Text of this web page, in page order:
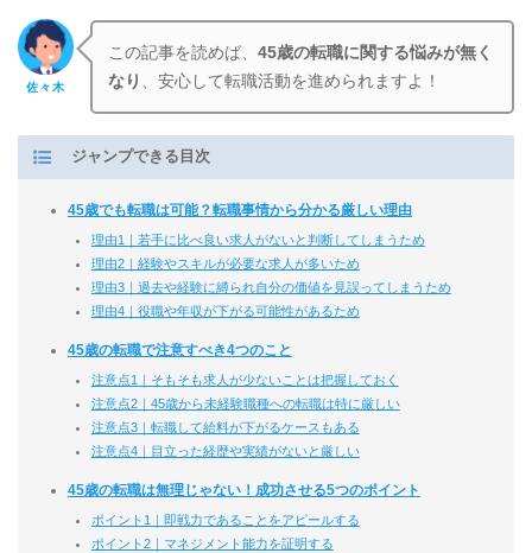
佐々木
この記事を読めば、45歳の転職に関する悩みが無く
なり
、安心して転職活動を進められますよ！
ジャンプできる目次
45歳でも転職は可能？転職事情から分かる厳しい理由
理由1｜若手に比べ良い求人がないと判断してしまうため
理由2｜経験やスキルが必要な求人が多いため
理由3｜過去や経験に縛られ自分の価値を見誤ってしまうため
理由4｜役職や年収が下がる可能性があるため
45歳の転職で注意すべき4つのこと
注意点1｜そもそも求人が少ないことは把握しておく
注意点2｜45歳から未経験職種への転職は特に厳しい
注意点3｜転職して給料が下がるケースもある
注意点4｜目立った経歴や実績がないと厳しい
45歳の転職は無理じゃない！成功させる5つのポイント
ポイント1｜即戦力であることをアピールする
ポイント2｜マネジメント能力を証明する